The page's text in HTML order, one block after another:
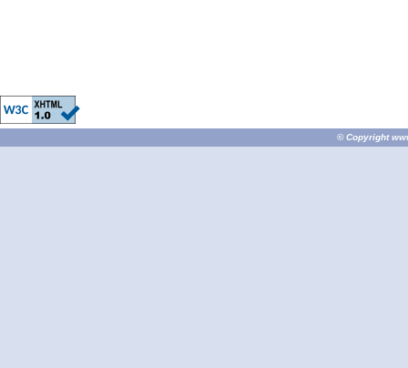
© Copyright